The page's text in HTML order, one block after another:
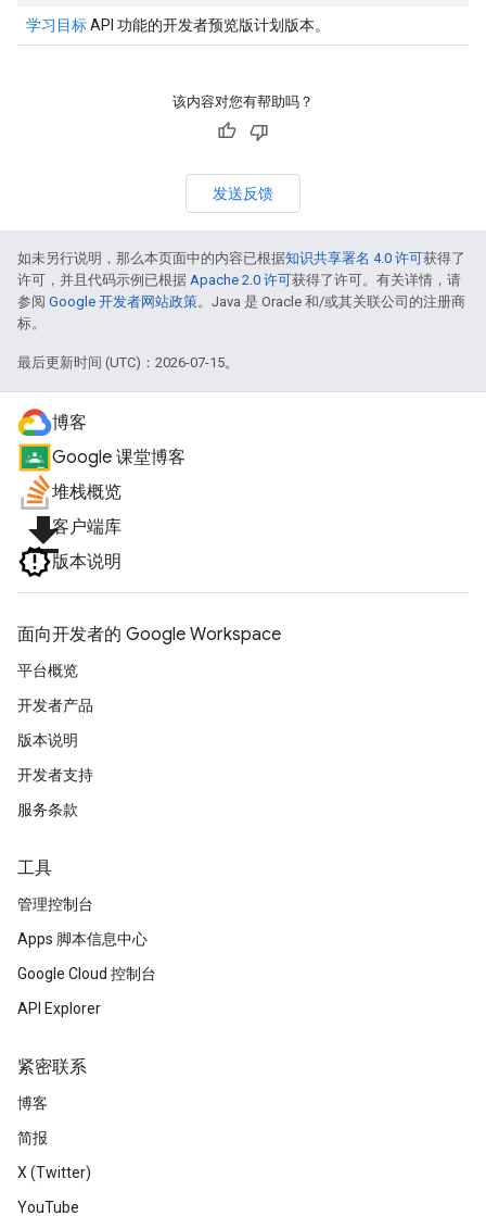
学习目标API 功能的开发者预览版计划版本。
该内容对您有帮助吗？
发送反馈
如未另行说明，那么本页面中的内容已根据知识共享署名 4.0 许可获得了
许可，并且代码示例已根据 Apache 2.0 许可获得了许可。有关详情，请
参阅 Google 开发者网站政策。Java 是 Oracle 和/或其关联公司的注册商
标。
最后更新时间 (UTC)：2026-07-15。
博客
Google 课堂博客
堆栈概览
file_download客户端库
版本说明
面向开发者的 Google Workspace
平台概览
开发者产品
版本说明
开发者支持
服务条款
工具
管理控制台
Apps 脚本信息中心
Google Cloud 控制台
API Explorer
紧密联系
博客
简报
X (Twitter)
YouTube